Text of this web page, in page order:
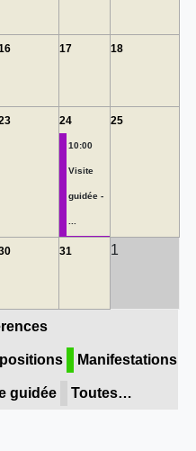
17 18
24
10:00
Visite
guidée -
...
25
31 1
Manifestations
guidée Toutes…